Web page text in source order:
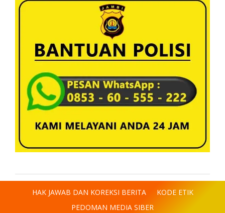
HAK JAWAB DAN KOREKSI BERITA
KODE ETIK
PEDOMAN MEDIA SIBER